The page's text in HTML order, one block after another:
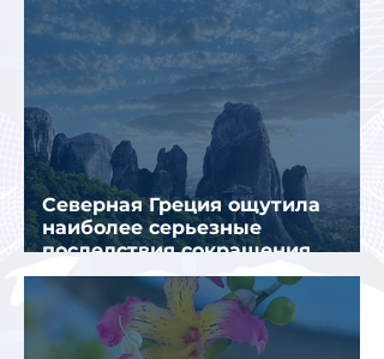
Северная Греция ощутила
наиболее серьезные
последствия сокращения
турпотока из России